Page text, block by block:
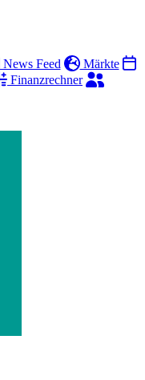
News Feed
Märkte
Finanzrechner